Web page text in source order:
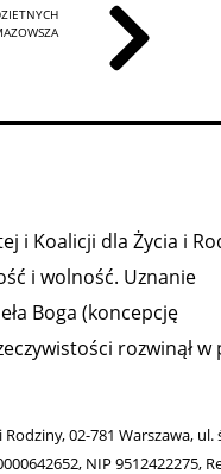
i Koalicji dla Życia i
i wolność. Uznanie
Boga (koncepcję
rozwinął w
02-781 Warszawa,
NIP 9512422275,